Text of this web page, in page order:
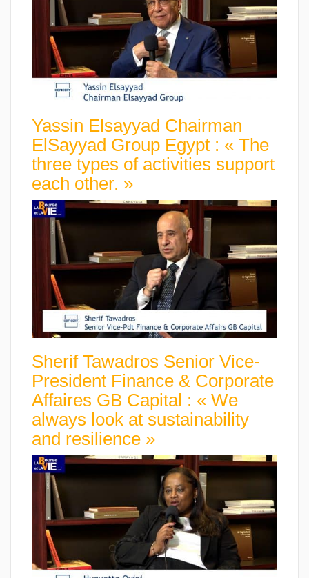
Yassin Elsayyad Chairman
ElSayyad Group Egypt : « The
three types of activities support
each other. »
Sherif Tawadros Senior Vice-
President Finance & Corporate
Affaires GB Capital : « We
always look at sustainability
and resilience »